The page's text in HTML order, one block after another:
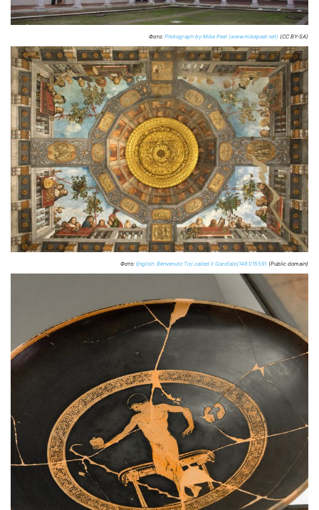
Фото: Photograph by Mike Peel (www.mikepeel.net) (CC BY-SA)
Фото: English: Benvenuto Tisi called Il Garofalo(1481/1559) (Public domain)